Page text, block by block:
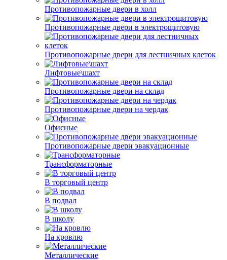
Противопожарные двери в холл
Противопожарные двери в электрощитовую
Противопожарные двери для лестничных клеток
Лифтовые\шахт
Противопожарные двери на склад
Противопожарные двери на чердак
Офисные
Противопожарные двери эвакуационные
Трансформаторные
В торговый центр
В подвал
В школу
На кровлю
Металлические